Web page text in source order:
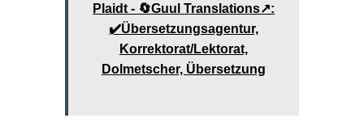
Plaidt - 🔄Guul Translations↗️:
✔️Übersetzungsagentur,
Korrektorat/Lektorat,
Dolmetscher, Übersetzung